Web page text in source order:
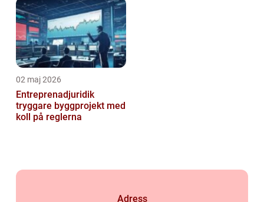
02 maj 2026
Entreprenadjuridik
tryggare byggprojekt med
koll på reglerna
Adress